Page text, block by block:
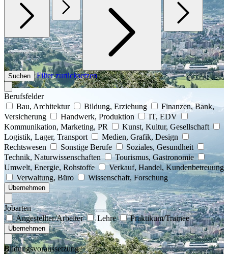
Suchen Filter zurücksetzen
Berufsfelder
Bau, Architektur
Bildung, Erziehung
Finanzen, Bank,
Versicherung
Handwerk, Produktion
IT, EDV
Kommunikation, Marketing, PR
Kunst, Kultur, Gesellschaft
Logistik, Lager, Transport
Medien, Grafik, Design
Rechtswesen
Sonstige Berufe
Soziales, Gesundheit
Technik, Naturwissenschaften
Tourismus, Gastronomie
Umwelt, Energie, Rohstoffe
Verkauf, Handel, Kundenbetreuung
Verwaltung, Büro
Wissenschaft, Forschung
Übernehmen
Jobarten
Angestellter/Arbeiter
Lehre Praktikum/Trainee
Übernehmen
Bildungsvoraussetzung